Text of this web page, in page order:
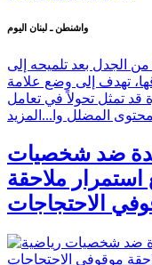
واشنطن ـ لبنان اليوم
من الجدل بعد تلميحه إلى
تهدف إلى وضع علامة
قد تمثل تحولاً في تعامل
المضلل وا... المزيد
ضد شخصيات
استمرار ملاحقة
الاحتجاجات